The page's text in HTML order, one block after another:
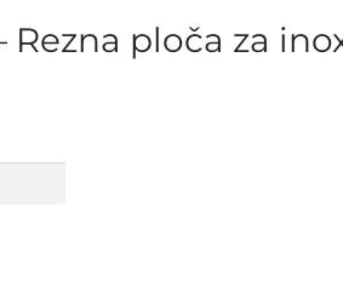
Rezna ploča za